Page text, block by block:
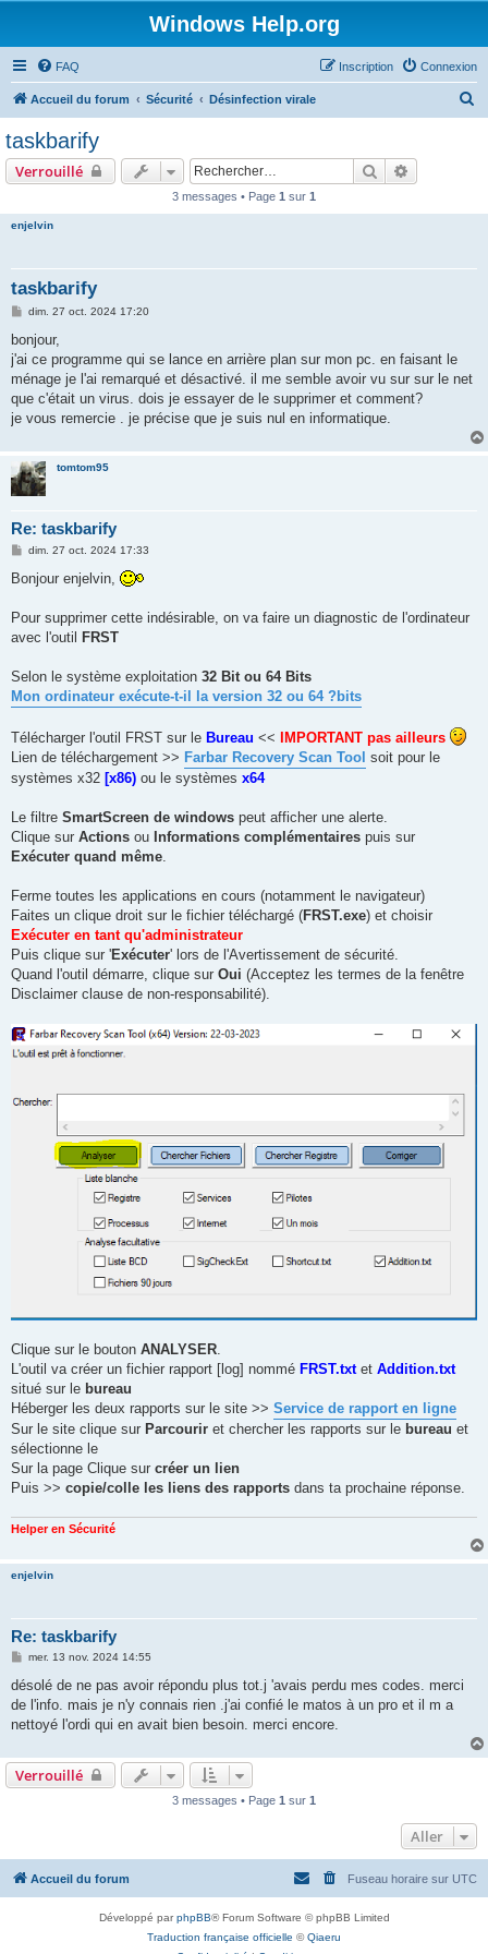
Windows Help.org
FAQ Connexion
Inscription
Accueil du forum Sécurité Désinfection virale
taskbarify
Verrouillé Rechercher
3 messages • Page 1 sur 1
enjelvin
taskbarify
M
s
a
g
dim. 27 oct. 2024 17:20
bonjour,
j'ai ce programme qui se lance en arrière plan sur mon pc. en faisant le
ménage je l'ai remarqué et désactivé. il me semble avoir vu sur sur le net
que c'était un virus. dois je essayer de le supprimer et comment?
je vous remercie . je précise que je suis nul en informatique.
tomtom95
Re: taskbarify
M
s
g
dim. 27 oct. 2024 17:33
Bonjour enjelvin,
Pour supprimer cette indésirable, on va faire un diagnostic de l'ordinateur
avec l'outil FRST
Selon le système exploitation 32 Bit ou 64 Bits
Mon ordinateur exécute-t-il la version 32 ou 64 ?bits
Télécharger l'outil FRST sur le Bureau << IMPORTANT pas ailleurs
Lien de téléchargement >> Farbar Recovery Scan Tool soit pour le
systèmes x32 [x86) ou le systèmes x64
Le filtre SmartScreen de windows peut afficher une alerte.
Clique sur Actions ou Informations complémentaires puis sur
Exécuter quand même
Ferme toutes les applications en cours (notamment le navigateur)
Faites un clique droit sur le fichier téléchargé (FRST.exe) et choisir
Exécuter en tant qu'administrateur
Puis clique sur 'Exécuter' lors de l'Avertissement de sécurité.
Quand l'outil démarre, clique sur Oui (Acceptez les termes de la fenêtre
Disclaimer clause de non-responsabilité).
Clique sur le bouton ANALYSER
L'outil va créer un fichier rapport [log] nommé FRST.txt et Addition.txt
situé sur le bureau
Héberger les deux rapports sur le site >> Service de rapport en ligne
Sur le site clique sur Parcourir et chercher les rapports sur le bureau et
sélectionne le
Sur la page Clique sur créer un lien
Puis >> copie/colle les liens des rapports dans ta prochaine réponse.
Helper en Sécurité
enjelvin
Re: taskbarify
M
s
a
g
mer. 13 nov. 2024 14:55
désolé de ne pas avoir répondu plus tot.j 'avais perdu mes codes. merci
de l'info. mais je n'y connais rien .j'ai confié le matos à un pro et il m a
nettoyé l'ordi qui en avait bien besoin. merci encore.
Verrouillé
3 messages • Page 1 sur 1
Aller
Accueil du forum Fuseau horaire sur UTC
Développé parphpBB® Forum Software © phpBB Limited
Traduction française officielle ©Qiaeru